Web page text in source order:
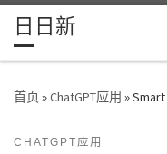
Skip to content
日日新
首页»ChatGPT应用 »
CHATGPT应用